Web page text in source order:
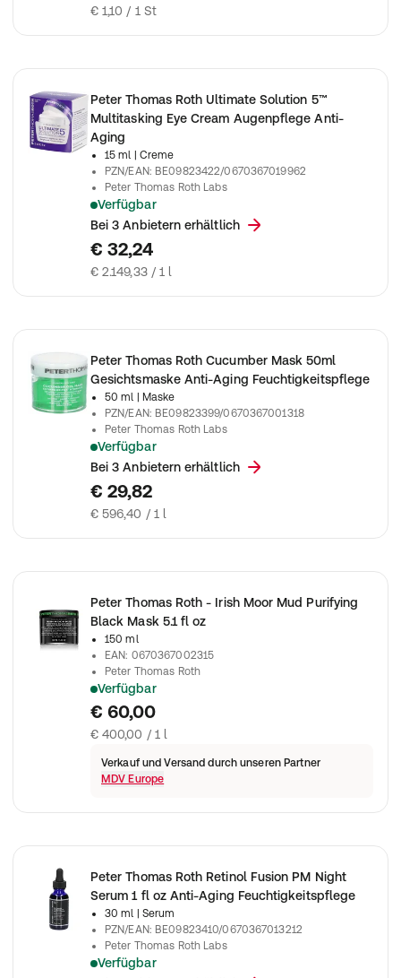
€ 1,10 / 1 St
Peter Thomas Roth Ultimate Solution 5™
Multitasking Eye Cream Augenpflege Anti-
Aging
15 ml
| Creme
PZN/EAN: BE09823422/0670367019962
Peter Thomas Roth Labs
Verfügbar
Peter Thomas Roth - Ultimate Solution 5™ Multitasking Eye
Bei 3 Anbietern erhältlich
€ 32,24
€ 2.149,33 / 1 l
Peter Thomas Roth Cucumber Mask 50ml
Gesichtsmaske Anti-Aging Feuchtigkeitspflege
50 ml
| Maske
PZN/EAN: BE09823399/0670367001318
Peter Thomas Roth Labs
Verfügbar
Peter Thomas Roth - Cucumber Mask 50ml
Bei 3 Anbietern erhältlich
€ 29,82
€ 596,40 / 1 l
Peter Thomas Roth - Irish Moor Mud Purifying
Black Mask 5.1 fl oz
150 ml
EAN: 0670367002315
Peter Thomas Roth
Verfügbar
Peter Thomas Roth - Irish Moor Mud Purifying Black Mask 5.1
€ 60,00
€ 400,00 / 1 l
Verkauf und Versand durch unseren Partner
MDV Europe
Peter Thomas Roth Retinol Fusion PM Night
Serum 1 fl oz Anti-Aging Feuchtigkeitspflege
30 ml
| Serum
PZN/EAN: BE09823410/0670367013212
Peter Thomas Roth Labs
Verfügbar